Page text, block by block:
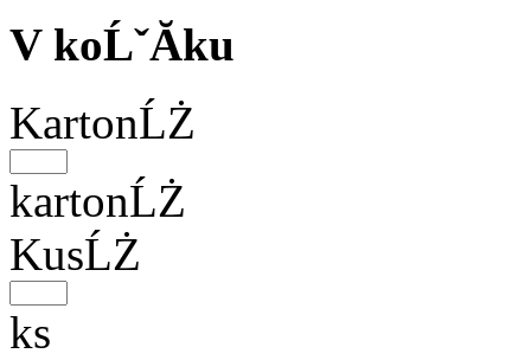
V koĹˇĂ­ku
KartonĹŻ
kartonĹŻ
KusĹŻ
ks